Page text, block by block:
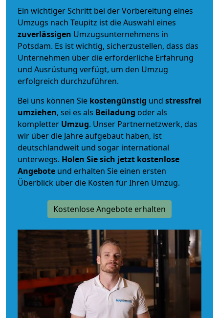
Ein wichtiger Schritt bei der Vorbereitung eines
Umzugs nach Teupitz ist die Auswahl eines
zuverlässigen Umzugsunternehmens in
Potsdam. Es ist wichtig, sicherzustellen, dass das
Unternehmen über die erforderliche Erfahrung
und Ausrüstung verfügt, um den Umzug
erfolgreich durchzuführen.
Bei uns können Sie kostengünstig und stressfrei
umziehen, sei es als Beiladung oder als
kompletter Umzug. Unser Partnernetzwerk, das
wir über die Jahre aufgebaut haben, ist
deutschlandweit und sogar international
unterwegs. Holen Sie sich jetzt kostenlose
Angebote und erhalten Sie einen ersten
Überblick über die Kosten für Ihren Umzug.
Kostenlose Angebote erhalten